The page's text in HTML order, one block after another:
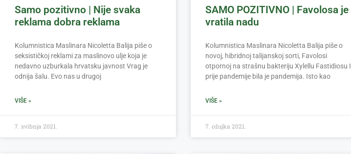
Samo pozitivno | Nije svaka
reklama dobra reklama
Kolumnistica Maslinara Nicoletta Balija piše o
seksističkoj reklami za maslinovo ulje koja je
nedavno uzburkala hrvatsku javnost Vrag je
odnija šalu. Evo nas u drugoj
VIŠE »
7. svibnja 2021.
SAMO POZITIVNO | Favolosa je
vratila nadu
Kolumnistica Maslinara Nicoletta Balija piše o
novoj, hibridnoj talijanskoj sorti, Favolosi
otpornoj na strašnu bakteriju Xylellu Fastidiosu I
prije pandemije bila je pandemija. Isto kao
VIŠE »
7. ožujka 2021.